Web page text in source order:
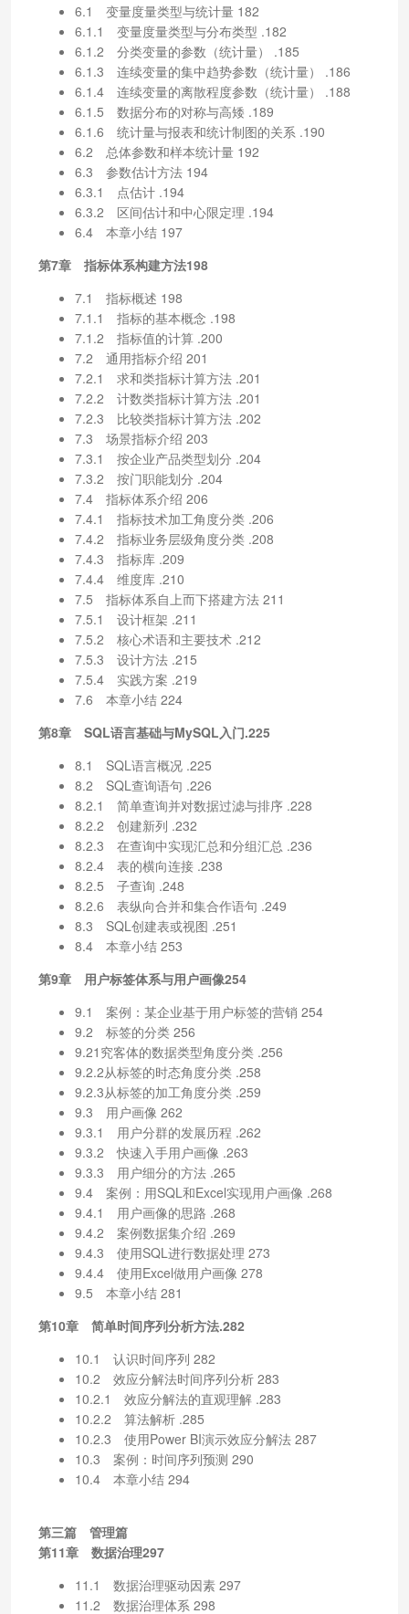
6.1 变量度量类型与统计量 182
6.1.1 变量度量类型与分布类型 .182
6.1.2 分类变量的参数（统计量） .185
6.1.3 连续变量的集中趋势参数（统计量） .186
6.1.4 连续变量的离散程度参数（统计量） .188
6.1.5 数据分布的对称与高矮 .189
6.1.6 统计量与报表和统计制图的关系 .190
6.2 总体参数和样本统计量 192
6.3 参数估计方法 194
6.3.1 点估计 .194
6.3.2 区间估计和中心限定理 .194
6.4 本章小结 197
第7章 指标体系构建方法198
7.1 指标概述 198
7.1.1 指标的基本概念 .198
7.1.2 指标值的计算 .200
7.2 通用指标介绍 201
7.2.1 求和类指标计算方法 .201
7.2.2 计数类指标计算方法 .201
7.2.3 比较类指标计算方法 .202
7.3 场景指标介绍 203
7.3.1 按企业产品类型划分 .204
7.3.2 按门职能划分 .204
7.4 指标体系介绍 206
7.4.1 指标技术加工角度分类 .206
7.4.2 指标业务层级角度分类 .208
7.4.3 指标库 .209
7.4.4 维度库 .210
7.5 指标体系自上而下搭建方法 211
7.5.1 设计框架 .211
7.5.2 核心术语和主要技术 .212
7.5.3 设计方法 .215
7.5.4 实践方案 .219
7.6 本章小结 224
第8章 SQL语言基础与MySQL入门.225
8.1 SQL语言概况 .225
8.2 SQL查询语句 .226
8.2.1 简单查询并对数据过滤与排序 .228
8.2.2 创建新列 .232
8.2.3 在查询中实现汇总和分组汇总 .236
8.2.4 表的横向连接 .238
8.2.5 子查询 .248
8.2.6 表纵向合并和集合作语句 .249
8.3 SQL创建表或视图 .251
8.4 本章小结 253
第9章 用户标签体系与用户画像254
9.1 案例：某企业基于用户标签的营销 254
9.2 标签的分类 256
9.21究客体的数据类型角度分类 .256
9.2.2从标签的时态角度分类 .258
9.2.3从标签的加工角度分类 .259
9.3 用户画像 262
9.3.1 用户分群的发展历程 .262
9.3.2 快速入手用户画像 .263
9.3.3 用户细分的方法 .265
9.4 案例：用SQL和Excel实现用户画像 .268
9.4.1 用户画像的思路 .268
9.4.2 案例数据集介绍 .269
9.4.3 使用SQL进行数据处理 273
9.4.4 使用Excel做用户画像 278
9.5 本章小结 281
第10章 简单时间序列分析方法.282
10.1 认识时间序列 282
10.2 效应分解法时间序列分析 283
10.2.1 效应分解法的直观理解 .283
10.2.2 算法解析 .285
10.2.3 使用Power BI演示效应分解法 287
10.3 案例：时间序列预测 290
10.4 本章小结 294
第三篇 管理篇
第11章 数据治理297
11.1 数据治理驱动因素 297
11.2 数据治理体系 298